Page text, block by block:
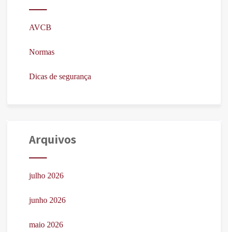
AVCB
Normas
Dicas de segurança
Arquivos
julho 2026
junho 2026
maio 2026